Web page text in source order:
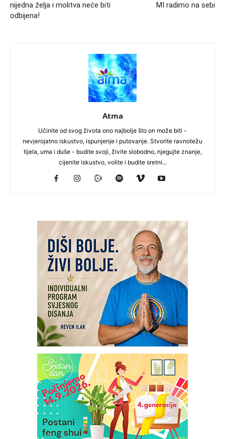
nijedna želja i molitva neće biti
odbijena!
MI radimo na sebi
Atma
Učinite od svog života ono najbolje što on može biti -
nevjerojatno iskustvo, ispunjenje i putovanje. Stvorite ravnotežu
tijela, uma i duše - budite svoji, živite slobodno, njegujte znanje,
cijenite iskustvo, volite i budite sretni...